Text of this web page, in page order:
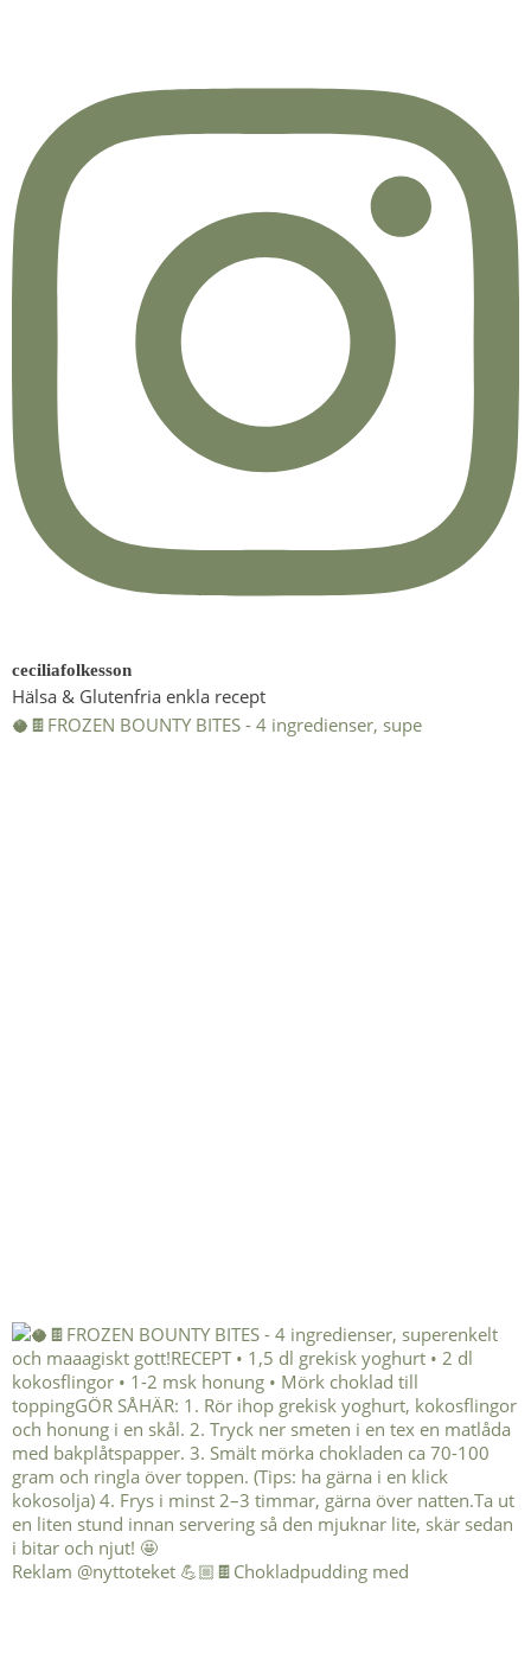
ceciliafolkesson
Hälsa & Glutenfria enkla recept
🥥🍫FROZEN BOUNTY BITES - 4 ingredienser, supe
Reklam @nyttoteket 💪🏼🍫Chokladpudding med